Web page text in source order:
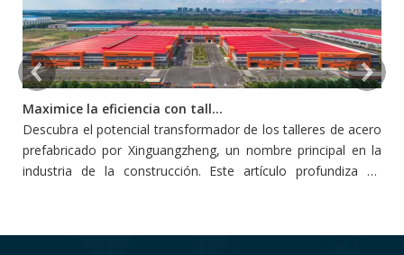
Maximice la eficiencia con talleres de acero prefabricado
Descubra el potencial transformador de los talleres de acero
prefabricado por Xinguangzheng, un nombre principal en la
industria de la construcción. Este artículo profundiza en
sostenibilidad.